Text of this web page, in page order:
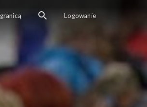
Logowanie